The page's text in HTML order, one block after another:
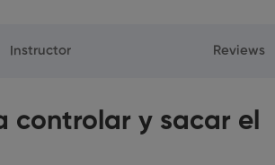
Instructor Reviews
controlar y sacar el